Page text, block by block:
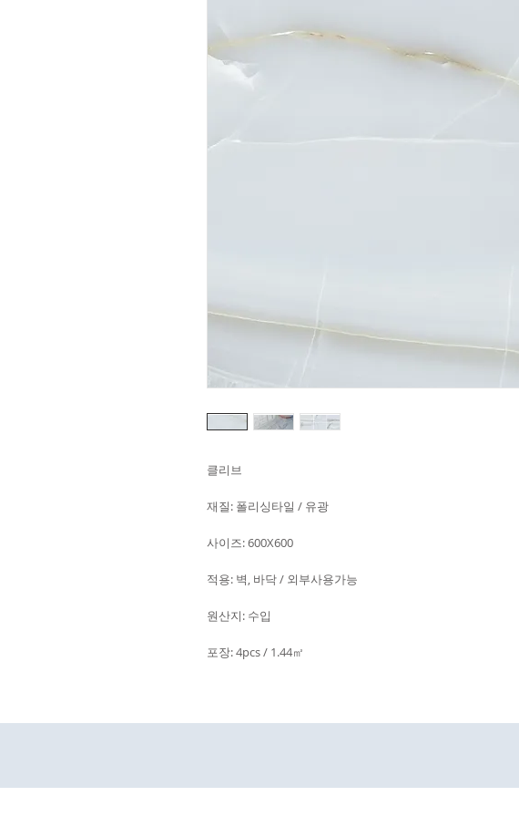
클리브
재질: 폴리싱타일 / 유광
사이즈: 600X600
적용: 벽, 바닥 / 외부사용가능
원산지: 수입
포장: 4pcs / 1.44㎡